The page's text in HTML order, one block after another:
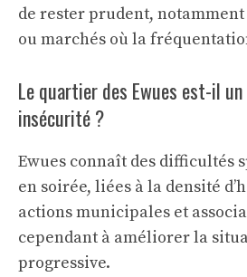
de rester prudent, notamment
ou marchés où la
Le quartier des Ewues est-il
insécurité ?
Ewues connaît des difficultés
en soirée, liées à la densité
actions municipales et
cependant à améliorer la
progressive.